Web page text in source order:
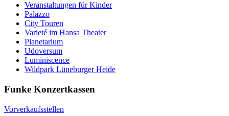
Veranstaltungen für Kinder
Palazzo
City Touren
Varieté im Hansa Theater
Planetarium
Udoversum
Luminiscence
Wildpark Lüneburger Heide
Funke Konzertkassen
Vorverkaufsstellen